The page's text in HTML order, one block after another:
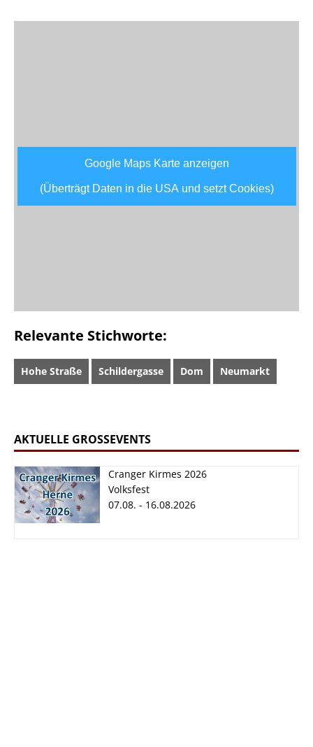
Google Maps Karte anzeigen
(Überträgt Daten in die USA und setzt Cookies)
Relevante Stichworte:
Hohe Straße Schildergasse Dom Neumarkt
AKTUELLE GROSSEVENTS
Cranger Kirmes 2026
Volksfest
07.08. - 16.08.2026